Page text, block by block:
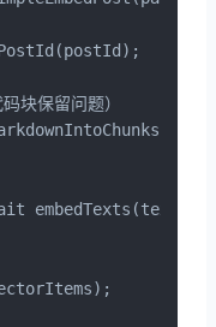
块保留问题）
embedTexts(texts);